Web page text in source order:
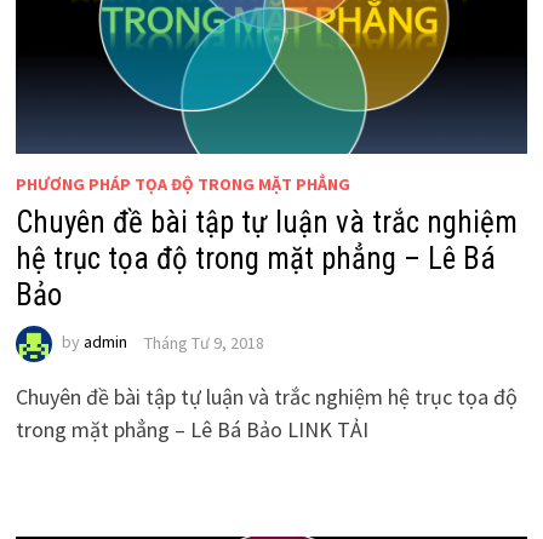
PHƯƠNG PHÁP TỌA ĐỘ TRONG MẶT PHẲNG
Chuyên đề bài tập tự luận và trắc nghiệm
hệ trục tọa độ trong mặt phẳng – Lê Bá
Bảo
by admin Tháng Tư 9, 2018
Chuyên đề bài tập tự luận và trắc nghiệm hệ trục tọa độ
trong mặt phẳng – Lê Bá Bảo LINK TẢI